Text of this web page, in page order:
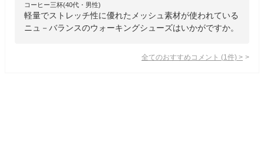
コーヒー三杯(40代・男性)
軽量でストレッチ性に優れたメッシュ素材が使われている
ニュ－バランスのウォーキングシューズはいかがですか。
全てのおすすめコメント (1 件) >